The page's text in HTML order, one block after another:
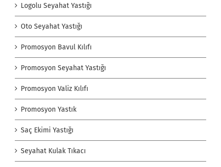
Logolu Seyahat Yastığı
Oto Seyahat Yastığı
Promosyon Bavul Kılıfı
Promosyon Seyahat Yastığı
Promosyon Valiz Kılıfı
Promosyon Yastık
Saç Ekimi Yastığı
Seyahat Kulak Tıkacı